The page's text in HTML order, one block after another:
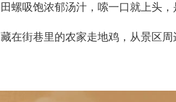
螺吸饱浓郁汤汁，嗦一口就上头
在街巷里的农家走地鸡，从景区